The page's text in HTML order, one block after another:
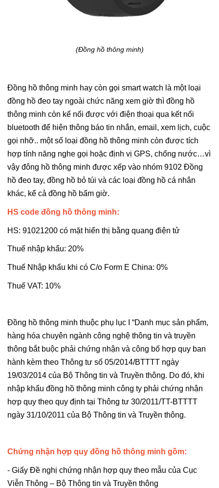
(Đồng hồ thông minh)
Đồng hồ thông minh hay còn gọi smart watch là một loại
đồng hồ đeo tay ngoài chức năng xem giờ thì đồng hồ
thông minh còn kế nối được với điện thoại qua kết nối
bluetooth để hiện thông báo tin nhắn, email, xem lịch, cuộc
gọi nhỡ.. một số loại đồng hồ thông minh còn được tích
hợp tính năng nghe gọi hoặc định vị GPS, chống nước…vì
vậy đông hồ thông minh được xếp vào nhóm 9102 Đồng
hồ đeo tay, đồng hồ bỏ túi và các loại đồng hồ cá nhân
khác, kể cả đồng hồ bấm giờ.
HS code đồng hồ thông minh:
HS: 91021200 có mặt hiển thị bằng quang điện tử
Thuế nhập khẩu: 20%
Thuế Nhập khẩu khi có C/o Form E China: 0%
Thuế VAT: 10%
Đồng hồ thông minh thuộc phụ lục I “Danh mục sản phẩm,
hàng hóa chuyên ngành công nghệ thông tin và truyền
thông bắt buộc phải chứng nhận và công bố hợp quy ban
hành kèm theo Thông tư số 05/2014/BTTTT ngày
19/03/2014 của Bộ Thông tin và Truyền thông. Do đó, khi
nhập khẩu đồng hồ thông minh công ty phải chứng nhận
hợp quy theo quy định tại Thông tư 30/2011/TT-BTTTT
ngày 31/10/2011 của Bộ Thông tin và Truyền thông.
Chứng nhận hợp quy đồng hồ thông minh gồm:
- Giấy Đề nghị chứng nhận hợp quy theo mẫu của Cục
Viễn Thông – Bộ Thông tin và Truyền thông